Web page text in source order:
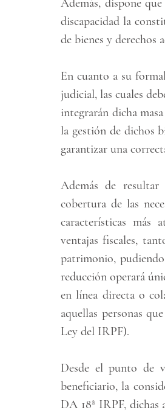
Además, dispone
discapacidad la
de bienes y derechos
En cuanto a su
judicial, las cuales
integrarán dicha
la gestión de dichos
garantizar una
Además de
cobertura de las
características más
ventajas fiscales,
patrimonio,
reducción operará
en línea directa o
aquellas personas
Ley del IRPF).
Desde el punto de
beneficiario, la
DA 18ª IRPF, dichas